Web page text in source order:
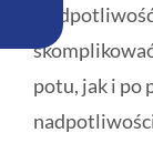
potu, jak i po